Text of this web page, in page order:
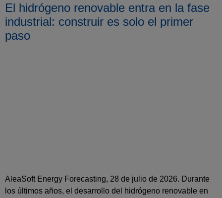
El hidrógeno renovable entra en la fase
industrial: construir es solo el primer
paso
AleaSoft Energy Forecasting, 28 de julio de 2026. Durante
los últimos años, el desarrollo del hidrógeno renovable en